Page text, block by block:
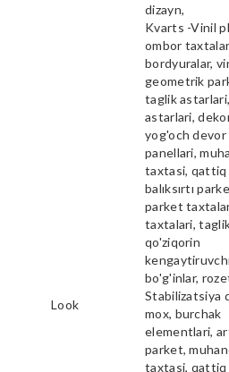
dizayn,
Look
Kvarts -Vinil
ombor
bordyuralar,
geometrik
taglik
astarlari,
yog'och devor
panellari,
taxtasi, qattiq
balıksırtı
parket
taxtalari,
qo'ziqorin
bo'g'inlar,
Stabilizatsiya
mox, burchak
elementlari,
parket,
taxtasi, qattiq